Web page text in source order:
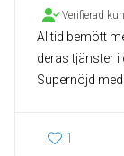
Verifierad
Alltid bemött
deras tjänster i
Supernöjd med
1